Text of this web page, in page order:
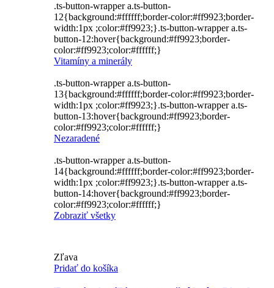
.ts-button-wrapper a.ts-button-
12{background:#ffffff;border-color:#ff9923;border-
width:1px ;color:#ff9923;}.ts-button-wrapper a.ts-
button-12:hover{background:#ff9923;border-
color:#ff9923;color:#ffffff;}
Vitamíny a minerály
.ts-button-wrapper a.ts-button-
13{background:#ffffff;border-color:#ff9923;border-
width:1px ;color:#ff9923;}.ts-button-wrapper a.ts-
button-13:hover{background:#ff9923;border-
color:#ff9923;color:#ffffff;}
Nezaradené
.ts-button-wrapper a.ts-button-
14{background:#ffffff;border-color:#ff9923;border-
width:1px ;color:#ff9923;}.ts-button-wrapper a.ts-
button-14:hover{background:#ff9923;border-
color:#ff9923;color:#ffffff;}
Zobraziť všetky
Zľava
Pridať do košíka